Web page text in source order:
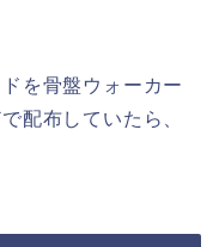
を骨盤ウォーカー
配布していたら、